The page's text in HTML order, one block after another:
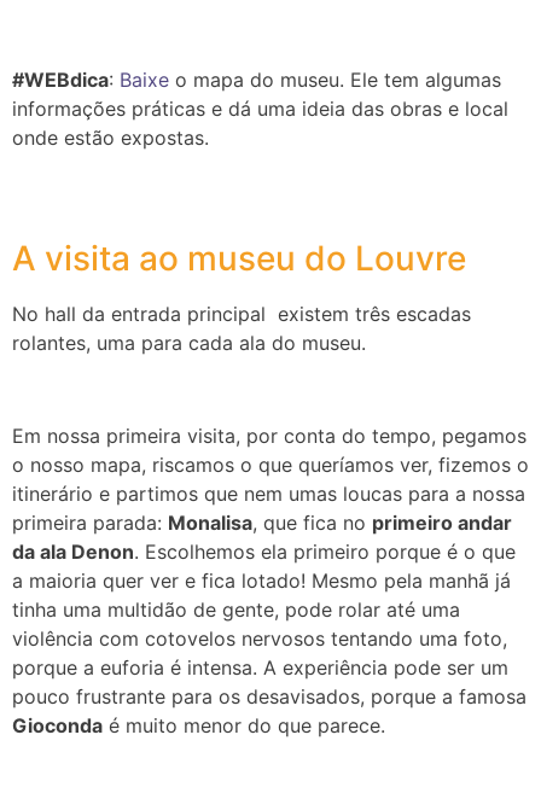
#WEBdica: Baixe o mapa do museu. Ele tem algumas
informações práticas e dá uma ideia das obras e local
onde estão expostas.
A visita ao museu do Louvre
No hall da entrada principal existem três escadas
rolantes, uma para cada ala do museu.
Em nossa primeira visita, por conta do tempo, pegamos
o nosso mapa, riscamos o que queríamos ver, fizemos o
itinerário e partimos que nem umas loucas para a nossa
primeira parada: Monalisa, que fica no primeiro andar
da ala Denon. Escolhemos ela primeiro porque é o que
a maioria quer ver e fica lotado! Mesmo pela manhã já
tinha uma multidão de gente, pode rolar até uma
violência com cotovelos nervosos tentando uma foto,
porque a euforia é intensa. A experiência pode ser um
pouco frustrante para os desavisados, porque a famosa
Gioconda é muito menor do que parece.